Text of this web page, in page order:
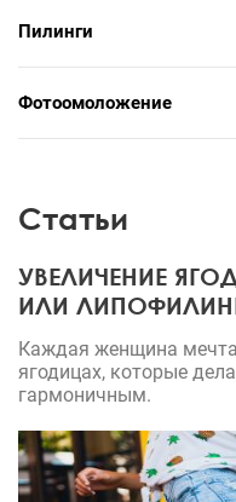
Пилинги
Фотоомоложение
Статьи
УВЕЛИЧЕНИЕ
ИЛИ
Каждая женщина
ягодицах, которые
гармоничным.